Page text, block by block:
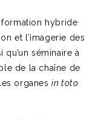
formation hybride
et l’imagerie des
séminaire à
de la chaîne de
organesin toto